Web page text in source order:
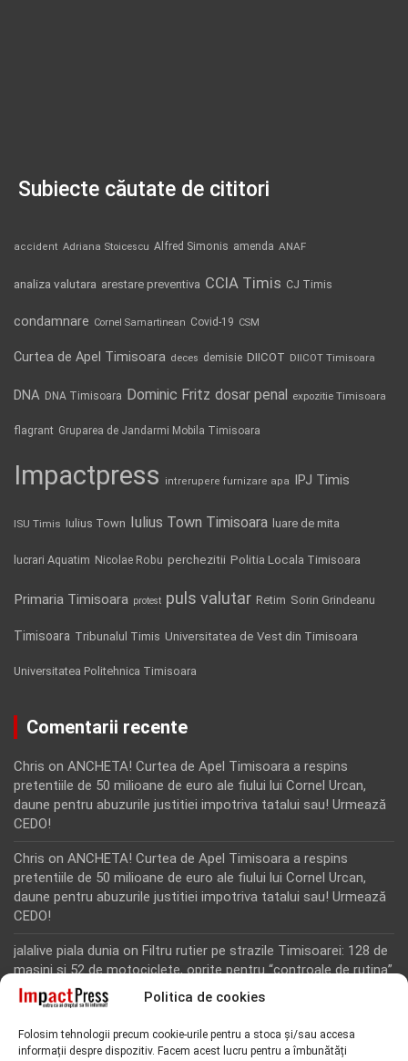
Politica de cookies
Folosim tehnologii precum cookie-urile pentru a stoca și/sau accesa
informații despre dispozitiv. Facem acest lucru pentru a îmbunătăți
Subiecte căutate de cititori
accident Adriana Stoicescu Alfred Simonis amenda ANAF
analiza valutara arestare preventiva CCIA Timis CJ Timis
condamnare Cornel Samartinean Covid-19 CSM
Curtea de Apel Timisoara deces demisie DIICOT DIICOT Timisoara
DNA DNA Timisoara Dominic Fritz dosar penal expozitie Timisoara
flagrant Gruparea de Jandarmi Mobila Timisoara
Impactpress intrerupere furnizare apa IPJ Timis
ISU Timis Iulius Town Iulius Town Timisoara luare de mita
lucrari Aquatim Nicolae Robu perchezitii Politia Locala Timisoara
Primaria Timisoara protest puls valutar Retim Sorin Grindeanu
Timisoara Tribunalul Timis Universitatea de Vest din Timisoara
Universitatea Politehnica Timisoara
Comentarii recente
Chris on ANCHETA! Curtea de Apel Timisoara a respins
pretentiile de 50 milioane de euro ale fiului lui Cornel Urcan,
daune pentru abuzurile justitiei impotriva tatalui sau! Urmează
CEDO!
Chris on ANCHETA! Curtea de Apel Timisoara a respins
pretentiile de 50 milioane de euro ale fiului lui Cornel Urcan,
daune pentru abuzurile justitiei impotriva tatalui sau! Urmează
CEDO!
jalalive piala dunia on Filtru rutier pe strazile Timisoarei: 128 de
masini si 52 de motociclete, oprite pentru “controale de rutina”
Rodion Camatoritul on Inca un martor din dosarul fraudei cu
“Toti martorii hartuiti au facut plangere penala pentru